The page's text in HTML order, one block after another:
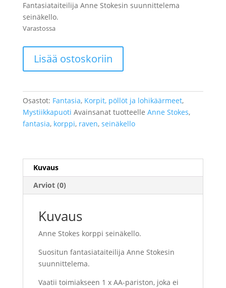
Fantasiataiteilija Anne Stokesin suunnittelema
seinäkello.
Varastossa
seinäkello
Lisää ostoskoriin
Osastot: Fantasia, Korpit, pöllöt ja lohikäärmeet,
Mystiikkapuoti Avainsanat tuotteelle Anne Stokes,
fantasia, korppi, raven, seinäkello
Kuvaus
Arviot (0)
Kuvaus
Anne Stokes korppi seinäkello.
Suositun fantasiataiteilija Anne Stokesin
suunnittelema.
Vaatii toimiakseen 1 x AA-pariston, joka ei